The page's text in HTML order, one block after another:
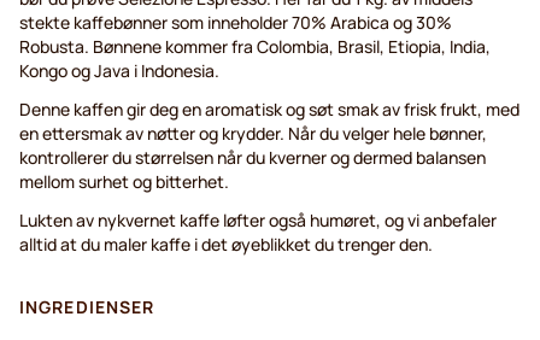
stekte kaffebønner som inneholder 70% Arabica og 30%
Robusta. Bønnene kommer fra Colombia, Brasil, Etiopia, India,
Kongo og Java i Indonesia.
Denne kaffen gir deg en aromatisk og søt smak av frisk frukt, med
en ettersmak av nøtter og krydder. Når du velger hele bønner,
kontrollerer du størrelsen når du kverner og dermed balansen
mellom surhet og bitterhet.
Lukten av nykvernet kaffe løfter også humøret, og vi anbefaler
alltid at du maler kaffe i det øyeblikket du trenger den.
INGREDIENSER